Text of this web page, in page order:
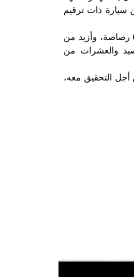
سيارة ذات ترقيم
و مكن إخضاع سيارة مواطن فرنسي لتفتيش دقيق، من العثور على أكثر من 620 رصاصة، وأزيد من
صيد والعشرات من
التحقيق معه،